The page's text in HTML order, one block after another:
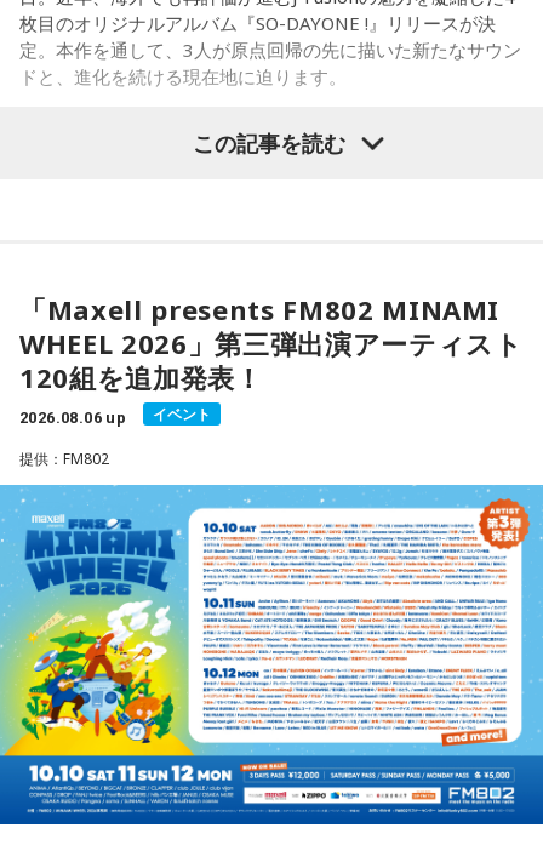
お気に入りのステーキ店を尋ねられると、ゴリさんは「エメ
ラルドです」と即答。なかでもプレミアムリブステーキにつ
いては、「脂の乗り方、柔らかさ、肉の質がもうレベルが違
います」と熱く語り、長年愛される名店の魅力を紹介しまし
きない。同じ顔を見せないんですよ、自然が」と、その美し
さを語りました。そして海へ向け、「『美しくいてくれてあ
りがとう』という手紙は書きたくなります」と、故郷への深
い愛情をのぞかせました。
挙げたのは、ボクシング元世界王者の具志堅用高さんでし
た。今年で世界王座獲得から50年という節目の年を迎えるこ
とに触れ、「手紙を書きたい」と温かい想いを語りました。
＜番組概要＞
番組名：日本郵便 SUNDAY'S POST
放送日時：毎週日曜 15:00～15:50
パーソナリティ：小山薫堂、宇賀なつみ
番組Webサイト： https://www.tfm.co.jp/post/
番組公式X：@sundayspost1
て。あなたが楽しそうに動くほど仲間も集まってきそうで
す。今夜、明日すぐできる小さな一歩を決めてから寝てみて
ね。
【6位】獅子座（しし座）
太陽が獅子座を照らす今は、自分の人生を自分で演出してい
【7位】魚座（うお座）
直感の中に「これからの幸せ」のヒントが隠れていそう。損
得や正解より、なぜか惹かれるものを大切にしてみてくださ
い。心が喜ぶ選択が新しいご縁につながるかも。夜は好きな
音楽を聴きながら、叶えたい未来をイメージしてね。
【8位】乙女座（おとめ座）
「ちゃんとしなきゃ」を少し緩めると、毎日がもっと楽しく
なりそうです。効率や正しさだけではなく、自分が心地よく
続けられる方法を探してみて。仕事のやり方を変えるのもお
すすめ。今日は一つだけ「やらなくていいこと」を決めてみ
ましょう。
【9位】牡牛座（おうし座）
いつもの安心感から少しだけ外へ出てみると、新しい楽しみ
が見つかりそう。大きく変える必要はありません。「ちょっ
と気になる」を試してみるくらいで十分です。今日は行って
みたいお店や場所を一つ探して、誰かを誘ってみてくださ
い。
【10位】蟹座（かに座）
枚目のオリジナルアルバム『SO-DAYONE !』リリースが決
定。本作を通して、3人が原点回帰の先に描いた新たなサウン
ドと、進化を続ける現在地に迫ります。
伝説的フュージョンバンド、カシオペアの初期メンバー3人に
よる、かつしかトリオが、4枚目のオリジナルアルバム『SO-
DAYONE !』を10月14日（水）にリリースすることを発表し
ました。近年、海外の若いリスナーを中心に再び注目を集め
ているJ-Fusion。本作は、その王道ともいえる爽快かつパワフ
ルなサウンドへ原点回帰した、かつしかトリオ渾身のニュー
アルバムとなっています。
アルバムタイトルのきっかけとなったのは、あるコンサート
での出来事。演奏後のMCで、メンバーとファンが「やっぱり
J-Fusionは良いよね」という思いを分かち合うなかで生まれた
言葉が、「SO-DAYONE !（そうだよね！）」でした。この言
葉から着想を得た向谷 実を中心に制作が進められ、短期間で
アルバムの骨格が作り上げられていきました。
レコーディングでは、メンバーがそれぞれの演奏環境で個別
に収録する手法を採用。各パートを緻密に構築することで、
フュージョンならではの精密なアレンジと、3人それぞれの個
性が際立つ強固なアンサンブルを実現しています。制作を進
めるなかでは、かつしかトリオにとっても多くの新たな発見
この記事を読む
「Maxell presents FM802 MINAMI
WHEEL 2026」第三弾出演アーティスト
120組を追加発表！
2026.08.06 up イベント
提供：FM802